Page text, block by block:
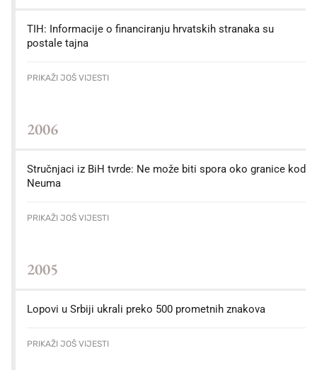
TIH: Informacije o financiranju hrvatskih stranaka su
postale tajna
PRIKAŽI JOŠ VIJESTI
2006
Stručnjaci iz BiH tvrde: Ne može biti spora oko granice kod
Neuma
PRIKAŽI JOŠ VIJESTI
2005
Lopovi u Srbiji ukrali preko 500 prometnih znakova
PRIKAŽI JOŠ VIJESTI